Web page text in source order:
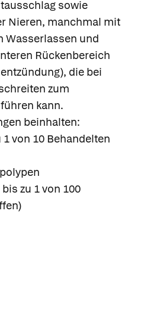
sowie
Nieren, manchmal mit
Wasserlassen und
Rückenbereich
die bei
zum
kann.
beinhalten:
von 10 Behandelten
zu 1 von 100